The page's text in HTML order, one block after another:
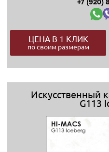
ЦЕНА В 1 КЛИК
по своим размерам
Искусственный
G113